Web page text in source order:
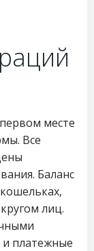
месте
Все
Баланс
лиц.
платежные